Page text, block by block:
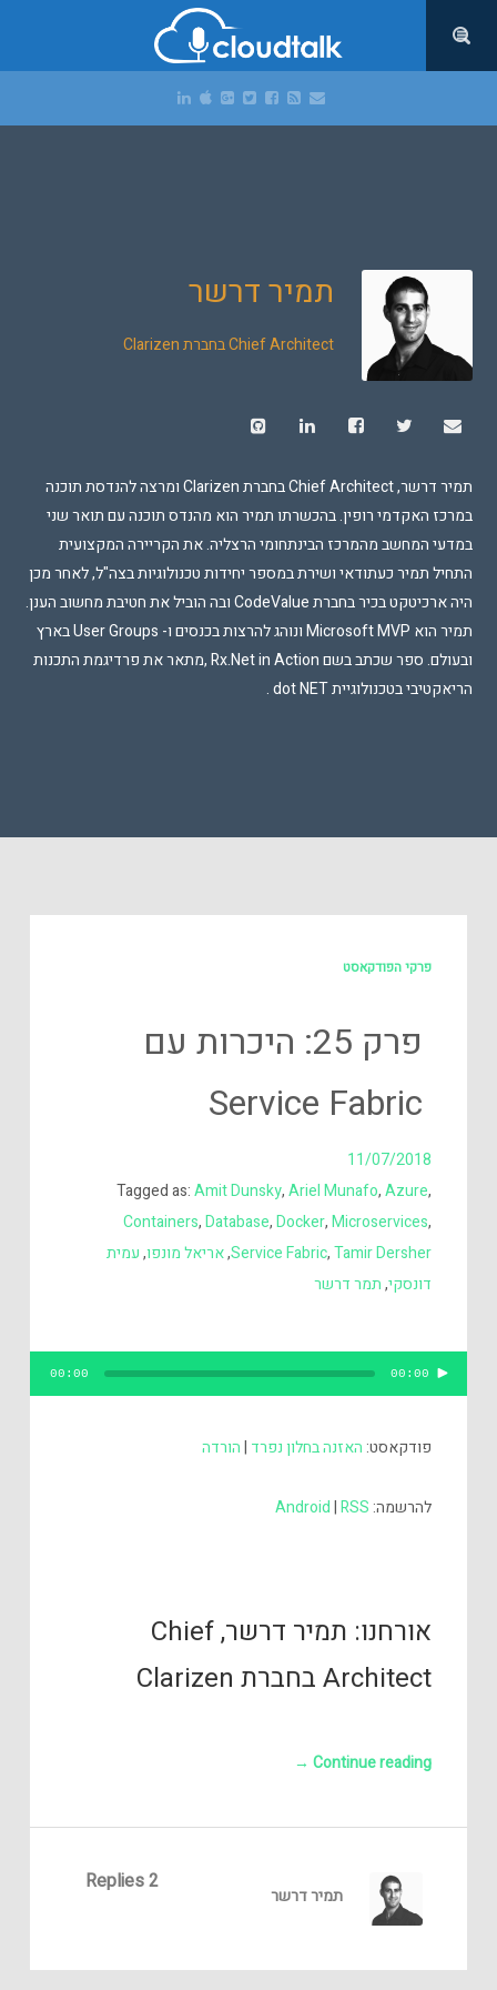
תמיר דרשר
Chief Architect בחברת Clarizen
תמיר דרשר, Chief Architect בחברת Clarizen ומרצה להנדסת תוכנה
במרכז האקדמי רופין. בהכשרתו תמיר הוא מהנדס תוכנה עם תואר שני
במדעי המחשב מהמרכז הבינתחומי הרצליה. את הקריירה המקצועית
התחיל תמיר כעתודאי ושירת במספר יחידות טכנולוגיות בצה"ל, לאחר מכן
היה ארכיטקט בכיר בחברת CodeValue ובה הוביל את חטיבת מחשוב הענן.
תמיר הוא Microsoft MVP ונוהג להרצות בכנסים ו- User Groups בארץ
ובעולם. ספר שכתב בשם Rx.Net in Action ,מתאר את פרדיגמת התכנות
הריאקטיבי בטכנולוגיית dot NET .
פרקי הפודקאסט
פרק 25: היכרות עם
Service Fabric
11/07/2018
Tagged as:Amit Dunsky,Ariel Munafo,Azure,
Containers,Database,Docker,Microservices,
Service Fabric,Tamir Dersher
,אריאל מונפו,עמית
דונסקי,תמר דרשר
00:00
00:00
פודקאסט: האזנה בחלון נפרד |הורדה
להרשמה: Android|RSS
אורחנו: תמיר דרשר, Chief
Architect בחברת Clarizen
Continue reading
→
2 Replies
תמיר דרשר